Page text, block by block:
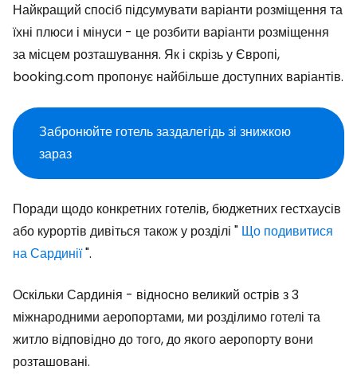
Найкращий спосіб підсумувати варіанти розміщення та
їхні плюси і мінуси - це розбити варіанти розміщення
за місцем розташування. Як і скрізь у Європі,
booking.com пропонує найбільше доступних варіантів.
Забронюйте готель заздалегідь зі знижкою
зараз
Поради щодо конкретних готелів, бюджетних гестхаусів
або курортів дивіться також у розділі " Що подивитися
на Сардинії".
Оскільки Сардинія - відносно великий острів з 3
міжнародними аеропортами, ми розділимо готелі та
житло відповідно до того, до якого аеропорту вони
розташовані.